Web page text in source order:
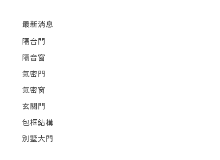
最新消息
隔音門
隔音窗
氣密門
氣密窗
玄關門
包框結構
別墅大門